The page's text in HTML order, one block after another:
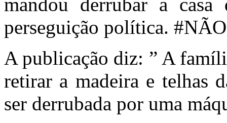
mandou derrubar a
perseguição política.
A publicação diz: ” A
retirar a madeira e telhas
ser derrubada por uma